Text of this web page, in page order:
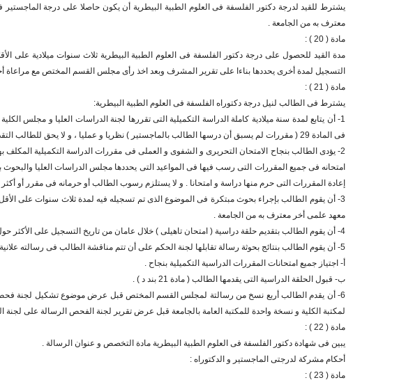
يشترط للقيد لدرجة دكتور الفلسفة فى العلوم الطبية البيطرية أن يكون حاصلا على درجة
معترف به من الجامعة .
مادة ( 20 ) :
مدة القيد للحصول على درجة دكتور الفلسفة فى العلوم الطبية البيطرية ثلاث سنوات ميلادية على
التسجيل لمدة أخرى يحددها بناءا على تقرير المشرف وبعد اخذ رأى مجلس القسم المختص مع مراعاة
مادة ( 21 ) :
يشترط فى الطالب لنيل درجة دكتوراه الفلسفة فى العلوم الطبية البيطرية:
فى المادة 29 ( مقررات لم يسبق أن درسها الطالب بالماجستير ) نظريا و عمليا ، و لا يحق للطالب التقدم لأول امتحان إلا بعد استيفاء نسبة الحضور المقررة لكل مقرر دراسى على حدة .
إعادة المقررات التى حرم منها دراسة و امتحانا . و لا يستلزم رسوب الطالب أو حرمانه فى مقرر أو أكثر
3- أن يقوم الطالب بإجراء بحوث مبتكرة فى الموضوع الذى تم تسجيله فيه لمدة ثلاث سنوات على
معهد علمى أخر معترف به من الجامعة .
4- أن يقوم الطالب بتقديم حلقة دراسية ( امتحان تاهيلى ) خلال عامان من تاريخ التسجيل على الأكثر حول أبحاث رسالته و مجال مادة تخصصة ويقرر قبولها لجنة من الأساتذة و الأساتذة المساعدين .
5- أن يقوم الطالب بنتائج بحوثة رسالة تقابلها لجنة الحكم على أن تتم مناقشة الطالب فى رسالته علانية و أن يكون مستوفيا الشروط التالية : -
أ- اجتياز جميع امتحانات المقررات الدراسية التكميلية بنجاح .
ب- قبول الحلقة الدراسية التى يقدمها الطالب ( مادة 21 بند د ) .
6- أن يقدم الطالب أربع نسخ من رسالتة لمجلس القسم المختص قبل عرض موضوع تشكيل لجنة
لمكتبة الكلية و نسخة واحدة للمكتبة العامة بالجامعة قبل عرض تقرير لجنة الفحص الرسالة على لجنة
مادة ( 22 ) :
يبين فى شهادة دكتور الفلسفة فى العلوم الطبية البيطرية مادة التخصص و عنوان الرسالة .
أحكام مشركة لدرجتى الماجستير و الدكتوراه :
مادة ( 23 ) :